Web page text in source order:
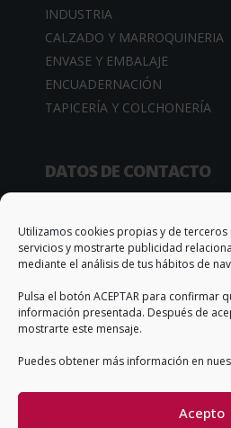
Utilizamos cookies propias y de
servicios y mostrarte publicidad
mediante el análisis de tus hábitos de
Pulsa el botón ACEPTAR para confirmar
información presentada. Después de
mostrarte este mensaje.
Puedes obtener más información en
Acepto
INDUSTRIA
CALZADO Y MARROQUINERIA
ENVASE Y EMBALAJE
ENCUADERNACIÓN
TAPICERÍA Y COLCHONERÍA
DATOS DE CONTACTO
03370 Redován (Alicante –
Apto. Correos, 67
info@qs-adhesivos.es
CONDICIONES GENERALES